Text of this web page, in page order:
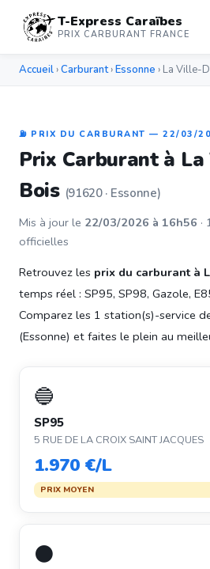
T-Express Caraïbes
PRIX CARBURANT FRANCE
Accueil ›Carburant›Essonne › La Ville-
⛽ PRIX DU CARBURANT — 22/03/
Prix Carburant à
Bois (91620 · Essonne)
Mis à jour le 22/03/2026 à 16h56 ·
officielles
Retrouvez les prix du carburant à
temps réel : SP95, SP98, Gazole,
Comparez les 1 station(s)-service
(Essonne) et faites le plein au
🔵
SP95
5 RUE DE LA CROIX SAINT JACQUES
1.970 €/L
PRIX MOYEN
⚫